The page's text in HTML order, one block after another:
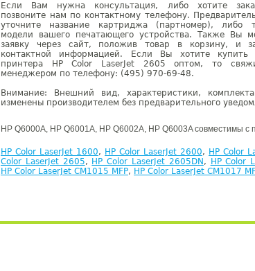
Если Вам нужна консультация, либо хотите
позвоните нам по контактному телефону.
уточните название картриджа (партномер), либо
модели вашего печатающего устройства. Также Вы
заявку через сайт, положив товар в корзину, и
контактной информацией. Если Вы хотите
принтера HP Color LaserJet 2605 оптом, то
менеджером по телефону: (495) 970-69-48.
Внимание: Внешний вид, характеристики,
изменены производителем без предварительного
HP Q6000A, HP Q6001A, HP Q6002A, HP Q6003A совместимы с
HP Color LaserJet 1600, HP Color LaserJet 2600, HP Color
Color LaserJet 2605, HP Color LaserJet 2605DN , HP Color
HP Color LaserJet CM1015 MFP, HP Color LaserJet CM1017